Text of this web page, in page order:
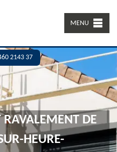
MENU
2143 37
RAVALEMENT DE
HEURE-